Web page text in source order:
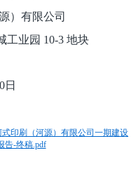
）有限公司
工业园 10-3 地块
日
式印刷（河源）有限公司一期建设
告-终稿.pdf